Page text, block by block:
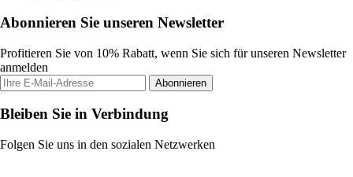
Abonnieren Sie unseren Newsletter
Profitieren Sie von 10% Rabatt, wenn Sie sich für unseren Newsletter
anmelden
Abonnieren
Bleiben Sie in Verbindung
Folgen Sie uns in den sozialen Netzwerken